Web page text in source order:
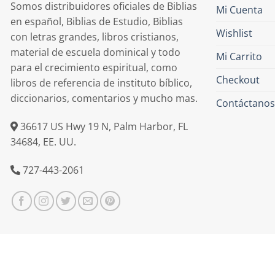
Somos distribuidores oficiales de Biblias
en español, Biblias de Estudio, Biblias
con letras grandes, libros cristianos,
material de escuela dominical y todo
para el crecimiento espiritual, como
libros de referencia de instituto bíblico,
diccionarios, comentarios y mucho mas.
36617 US Hwy 19 N, Palm Harbor, FL
34684, EE. UU.
727-443-2061
Mi Cuenta
Wishlist
Mi Carrito
Checkout
Contáctanos